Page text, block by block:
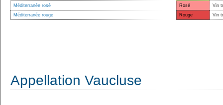
Méditerranée rosé
Rosé
Vin
Méditerranée rouge
Rouge Vin
Appellation Vaucluse